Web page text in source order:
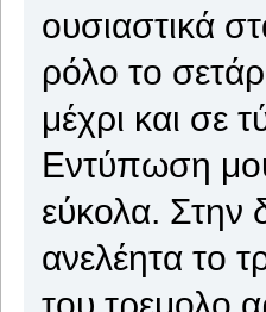
ουσιαστικά
ρόλο το
μέχρι και σε
Εντύπωση
εύκολα. Στην
ανελέητα το
του τρεμολο